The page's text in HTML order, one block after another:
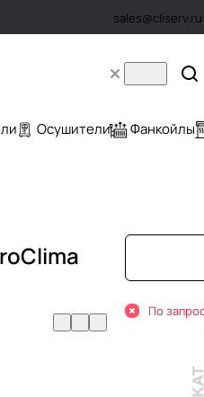
sales@cliserv.ru
Осушители Фанкойлы
По